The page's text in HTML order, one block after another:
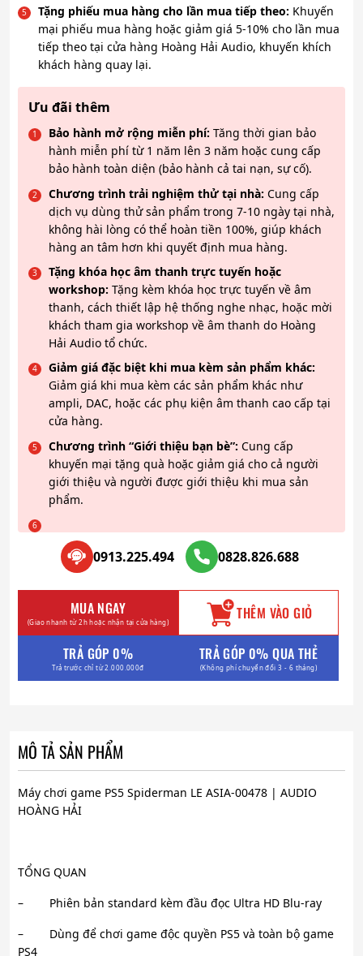
Tặng phiếu mua hàng cho lần mua tiếp theo: Khuyến
mại phiếu mua hàng hoặc giảm giá 5-10% cho lần mua
tiếp theo tại cửa hàng Hoàng Hải Audio, khuyến khích
khách hàng quay lại.
Ưu đãi thêm
Bảo hành mở rộng miễn phí: Tăng thời gian bảo
hành miễn phí từ 1 năm lên 3 năm hoặc cung cấp
bảo hành toàn diện (bảo hành cả tai nạn, sự cố).
Chương trình trải nghiệm thử tại nhà: Cung cấp
dịch vụ dùng thử sản phẩm trong 7-10 ngày tại nhà,
không hài lòng có thể hoàn tiền 100%, giúp khách
hàng an tâm hơn khi quyết định mua hàng.
Tặng khóa học âm thanh trực tuyến hoặc
workshop: Tặng kèm khóa học trực tuyến về âm
thanh, cách thiết lập hệ thống nghe nhạc, hoặc mời
khách tham gia workshop về âm thanh do Hoàng
Hải Audio tổ chức.
Giảm giá đặc biệt khi mua kèm sản phẩm khác:
Giảm giá khi mua kèm các sản phẩm khác như
ampli, DAC, hoặc các phụ kiện âm thanh cao cấp tại
cửa hàng.
Chương trình “Giới thiệu bạn bè”: Cung cấp
khuyến mại tặng quà hoặc giảm giá cho cả người
giới thiệu và người được giới thiệu khi mua sản
phẩm.
0913.225.494 0828.826.688
MUA NGAY
(Giao nhanh từ 2h hoặc nhận tại cửa hàng) THÊM VÀO GIỎ
TRẢ GÓP 0%
Trả trước chỉ từ 2.000.000đ
TRẢ GÓP 0% QUA THẺ
(Không phí chuyển đổi 3 - 6 tháng)
MÔ TẢ SẢN PHẨM
Máy chơi game PS5 Spiderman LE ASIA-00478 | AUDIO
HOÀNG HẢI
TỔNG QUAN
– Phiên bản standard kèm đầu đọc Ultra HD Blu-ray
– Dùng để chơi game độc quyền PS5 và toàn bộ game
PS4